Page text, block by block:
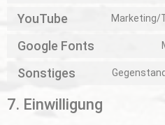
YouTube Marketing/
Google Fonts
Sonstiges
7. Einwilligung